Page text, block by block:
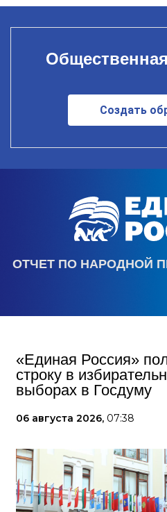
Создать
ОТЧЕТ ПО НАРОДНОЙ
«Единая Россия»
строку в
выборах в Госдуму
06 августа 2026, 07:38